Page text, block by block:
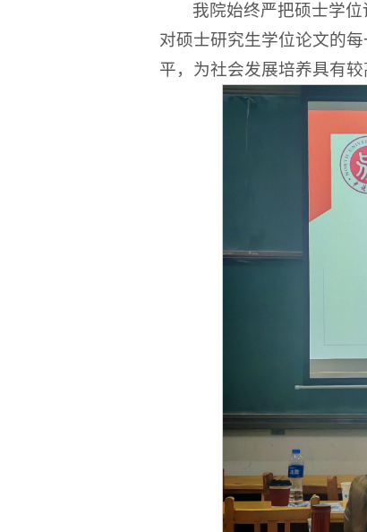
我院始终严把硕士学
对硕士研究生学位论文的
平，为社会发展培养具有